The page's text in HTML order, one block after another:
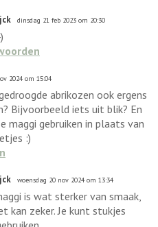
dinsdag 21 feb 2023 om 20:30
2024 om 15:04
abrikozen ook ergens
Bijvoorbeeld iets uit blik? En
maggi gebruiken in plaats van
:)
woensdag 20 nov 2024 om 13:34
is wat sterker van smaak,
kan zeker. Je kunt stukjes